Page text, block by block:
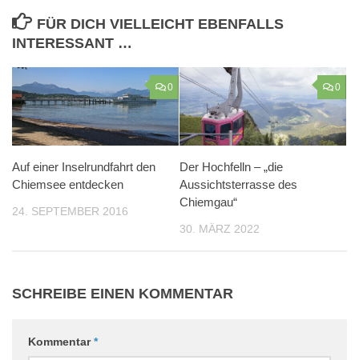
FÜR DICH VIELLEICHT EBENFALLS
INTERESSANT …
0
Auf einer Inselrundfahrt den
Chiemsee entdecken
24. SEPTEMBER 2016
0
Der Hochfelln – „die
Aussichtsterrasse des
Chiemgau“
30. MÄRZ 2022
SCHREIBE EINEN KOMMENTAR
Kommentar*